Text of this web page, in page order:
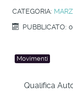
CATEGORIA:
PUBBLICATO:
Movimenti
Qualifica